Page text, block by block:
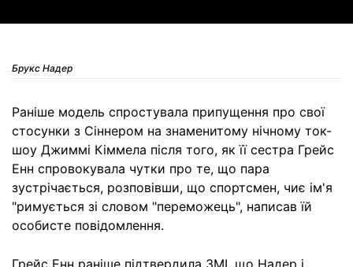
Брукс Надер
Раніше модель спростувала припущення про свої
стосунки з Сіннером на знаменитому нічному ток-
шоу Джиммі Кіммела після того, як її сестра Грейс
Енн спровокувала чутки про те, що пара
зустрічається, розповівши, що спортсмен, чиє ім'я
"римується зі словом "переможець", написав їй
особисте повідомлення.
Грейс Енн раніше підтвердила ЗМІ, що Надер і